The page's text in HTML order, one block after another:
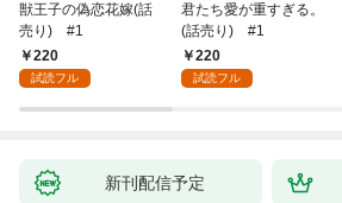
獣王子の偽恋花嫁(話
売り) #1
220
試読フル
君たち愛が重すぎる。
(話売り) #1
220
試読フル
新刊配信予定